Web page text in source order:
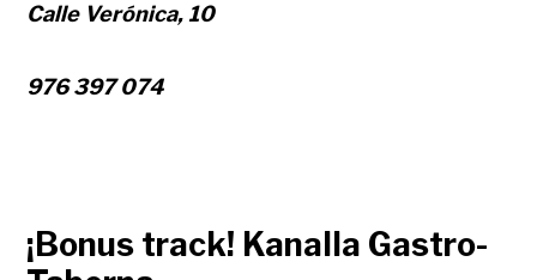
Calle Verónica, 10
976 397 074
¡Bonus track! Kanalla Gastro-